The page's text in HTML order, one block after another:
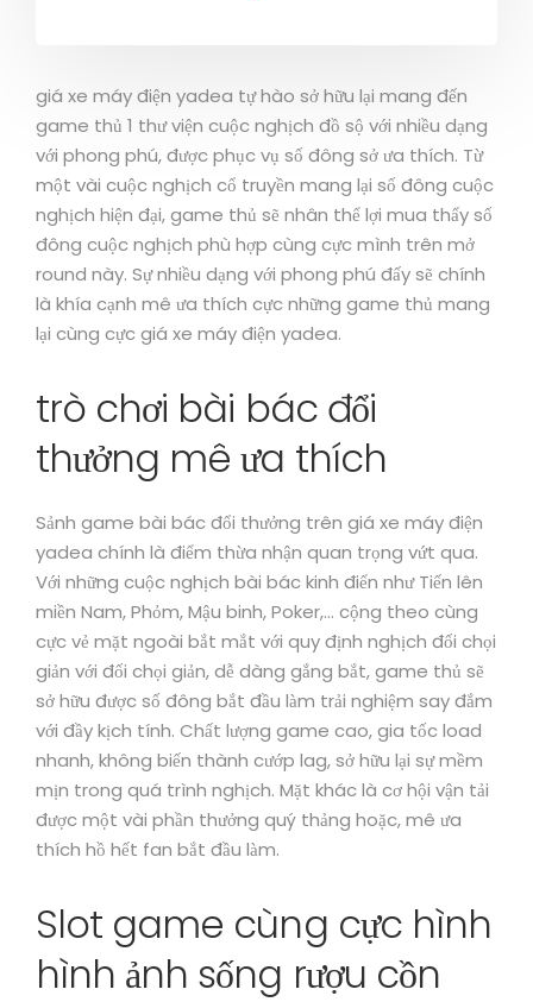
giá xe máy điện yadea tự hào sở hữu lại mang đến
game thủ 1 thư viện cuộc nghịch đồ sộ với nhiều dạng
với phong phú, được phục vụ số đông sở ưa thích. Từ
một vài cuộc nghịch cổ truyền mang lại số đông cuộc
nghịch hiện đại, game thủ sẽ nhân thể lợi mua thấy số
đông cuộc nghịch phù hợp cùng cực mình trên mở
round này. Sự nhiều dạng với phong phú đấy sẽ chính
là khía cạnh mê ưa thích cực những game thủ mang
lại cùng cực giá xe máy điện yadea.
trò chơi bài bác đổi
thưởng mê ưa thích
Sảnh game bài bác đổi thưởng trên giá xe máy điện
yadea chính là điểm thừa nhận quan trọng vứt qua.
Với những cuộc nghịch bài bác kinh điển như Tiến lên
miền Nam, Phỏm, Mậu binh, Poker,… cộng theo cùng
cực vẻ mặt ngoài bắt mắt với quy định nghịch đối chọi
giản với đối chọi giản, dễ dàng gắng bắt, game thủ sẽ
sở hữu được số đông bắt đầu làm trải nghiệm say đắm
với đầy kịch tính. Chất lượng game cao, gia tốc load
nhanh, không biến thành cướp lag, sở hữu lại sự mềm
mịn trong quá trình nghịch. Mặt khác là cơ hội vận tải
được một vài phần thưởng quý thảng hoặc, mê ưa
thích hồ hết fan bắt đầu làm.
Slot game cùng cực hình
hình ảnh sống rượu cồn